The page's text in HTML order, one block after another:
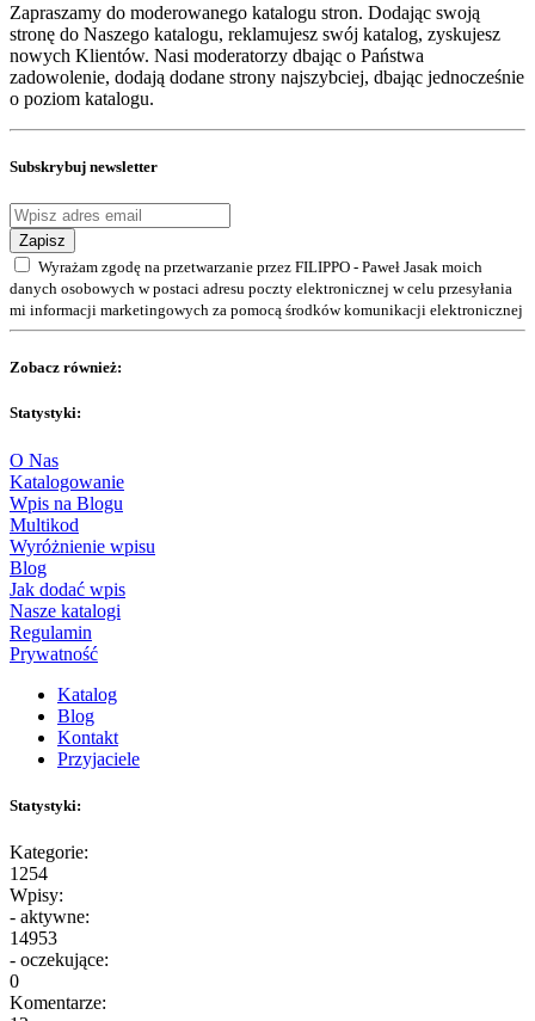
Zapraszamy do moderowanego katalogu stron. Dodając swoją
stronę do Naszego katalogu, reklamujesz swój katalog, zyskujesz
nowych Klientów. Nasi moderatorzy dbając o Państwa
zadowolenie, dodają dodane strony najszybciej, dbając jednocześnie
o poziom katalogu.
Subskrybuj newsletter
Zapisz
Wyrażam zgodę na przetwarzanie przez FILIPPO - Paweł Jasak moich
danych osobowych w postaci adresu poczty elektronicznej w celu przesyłania
mi informacji marketingowych za pomocą środków komunikacji elektronicznej
Zobacz również:
Statystyki:
O Nas
Katalogowanie
Wpis na Blogu
Multikod
Wyróżnienie wpisu
Blog
Jak dodać wpis
Nasze katalogi
Regulamin
Prywatność
Katalog
Blog
Kontakt
Przyjaciele
Statystyki:
Kategorie:
1254
Wpisy:
- aktywne:
14953
- oczekujące:
0
Komentarze: